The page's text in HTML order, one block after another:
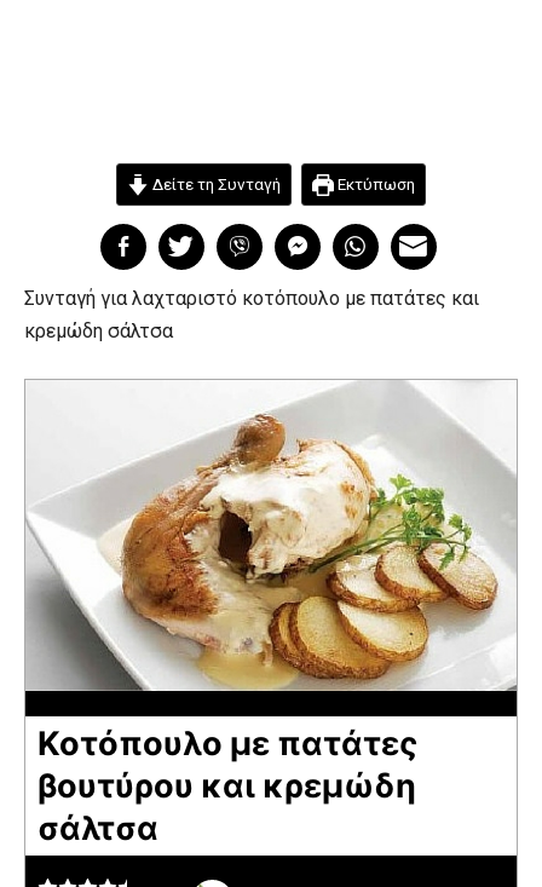
Δείτε τη Συνταγή Εκτύπωση
Συνταγή για λαχταριστό κοτόπουλο με πατάτες και
κρεμώδη σάλτσα
Κοτόπουλο με πατάτες
βουτύρου και κρεμώδη
σάλτσα